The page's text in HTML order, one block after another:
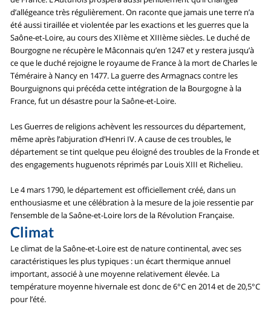
d’allégeance très régulièrement. On raconte que jamais une terre n’a
été aussi tiraillée et violentée par les exactions et les guerres que la
Saône-et-Loire, au cours des XIIème et XIIIème siècles. Le duché de
Bourgogne ne récupère le Mâconnais qu’en 1247 et y restera jusqu’à
ce que le duché rejoigne le royaume de France à la mort de Charles le
Téméraire à Nancy en 1477. La guerre des Armagnacs contre les
Bourguignons qui précéda cette intégration de la Bourgogne à la
France, fut un désastre pour la Saône-et-Loire.
Les Guerres de religions achèvent les ressources du département,
même après l’abjuration d’Henri IV. A cause de ces troubles, le
département se tint quelque peu éloigné des troubles de la Fronde et
des engagements huguenots réprimés par Louis XIII et Richelieu.
Le 4 mars 1790, le département est officiellement créé, dans un
enthousiasme et une célébration à la mesure de la joie ressentie par
l’ensemble de la Saône-et-Loire lors de la Révolution Française.
Climat
Le climat de la Saône-et-Loire est de nature continental, avec ses
caractéristiques les plus typiques : un écart thermique annuel
important, associé à une moyenne relativement élevée. La
température moyenne hivernale est donc de 6°C en 2014 et de 20,5°C
pour l’été.